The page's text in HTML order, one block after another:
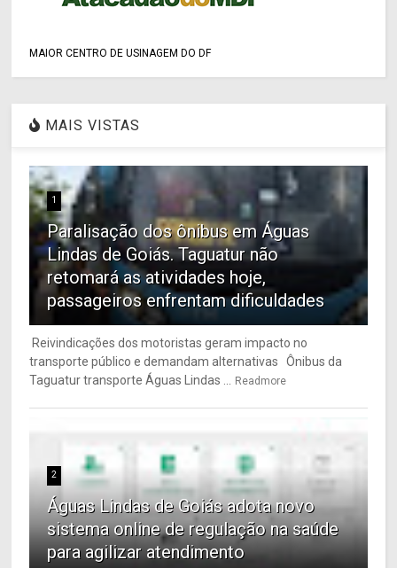
MAIOR CENTRO DE USINAGEM DO DF
MAIS VISTAS
1
Paralisação dos ônibus em Águas
Lindas de Goiás. Taguatur não
retomará as atividades hoje,
passageiros enfrentam dificuldades
Reivindicações dos motoristas geram impacto no
transporte público e demandam alternativas Ônibus da
Taguatur transporte Águas Lindas ... Readmore
2
Águas Lindas de Goiás adota novo
sistema online de regulação na saúde
para agilizar atendimento